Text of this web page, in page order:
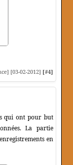
[03-02-2012] [#4]
qui ont pour but
La partie
en